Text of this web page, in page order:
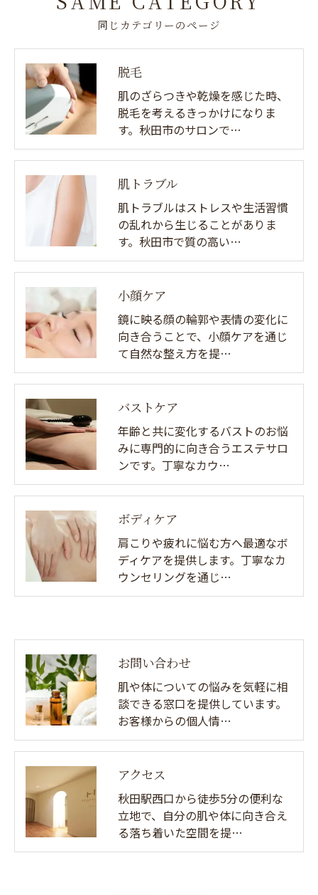
同じカテゴリーのページ
脱毛
肌のざらつきや乾燥を感じた時、
脱毛を考えるきっかけになりま
す。秋田市のサロンで…
肌トラブル
肌トラブルはストレスや生活習慣
の乱れから生じることがありま
す。秋田市で質の高い…
小顔ケア
鏡に映る顔の輪郭や表情の変化に
向き合うことで、小顔ケアを通じ
て自然な整え方を提…
バストケア
年齢と共に変化するバストのお悩
みに専門的に向き合うエステサロ
ンです。丁寧なカウ…
ボディケア
肩こりや疲れに悩む方へ最適なボ
ディケアを提供します。丁寧なカ
ウンセリングを通じ…
お問い合わせ
肌や体についての悩みを気軽に相
談できる窓口を提供しています。
お客様からの個人情…
アクセス
秋田駅西口から徒歩5分の便利な
立地で、自分の肌や体に向き合え
る落ち着いた空間を提…